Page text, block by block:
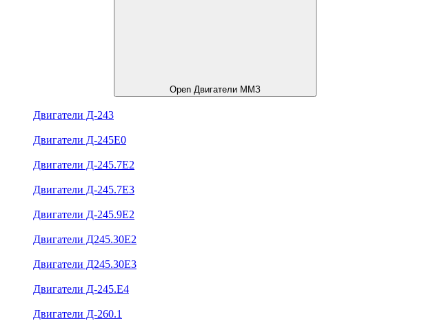
Open Двигатели ММЗ
Двигатели Д-243
Двигатели Д-245Е0
Двигатели Д-245.7Е2
Двигатели Д-245.7Е3
Двигатели Д-245.9Е2
Двигатели Д245.30Е2
Двигатели Д245.30Е3
Двигатели Д-245.Е4
Двигатели Д-260.1